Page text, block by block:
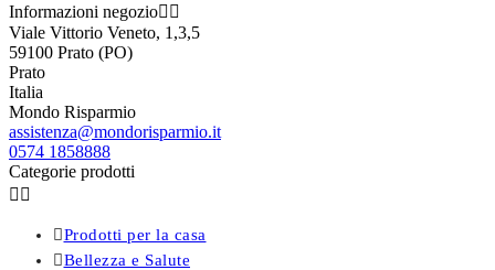
Informazioni negozio 
Viale Vittorio Veneto, 1,3,5
59100 Prato (PO)
Prato
Italia
Mondo Risparmio
assistenza@mondorisparmio.it
0574 1858888
Categorie prodotti
 
Prodotti per la casa
Bellezza e Salute